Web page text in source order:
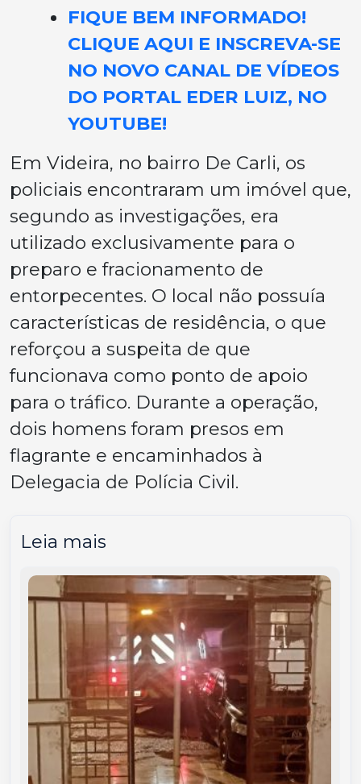
FIQUE BEM INFORMADO!
CLIQUE AQUI E INSCREVA-SE
NO NOVO CANAL DE VÍDEOS
DO PORTAL EDER LUIZ, NO
YOUTUBE!
Em Videira, no bairro De Carli, os
policiais encontraram um imóvel que,
segundo as investigações, era
utilizado exclusivamente para o
preparo e fracionamento de
entorpecentes. O local não possuía
características de residência, o que
reforçou a suspeita de que
funcionava como ponto de apoio
para o tráfico. Durante a operação,
dois homens foram presos em
flagrante e encaminhados à
Delegacia de Polícia Civil.
Leia mais